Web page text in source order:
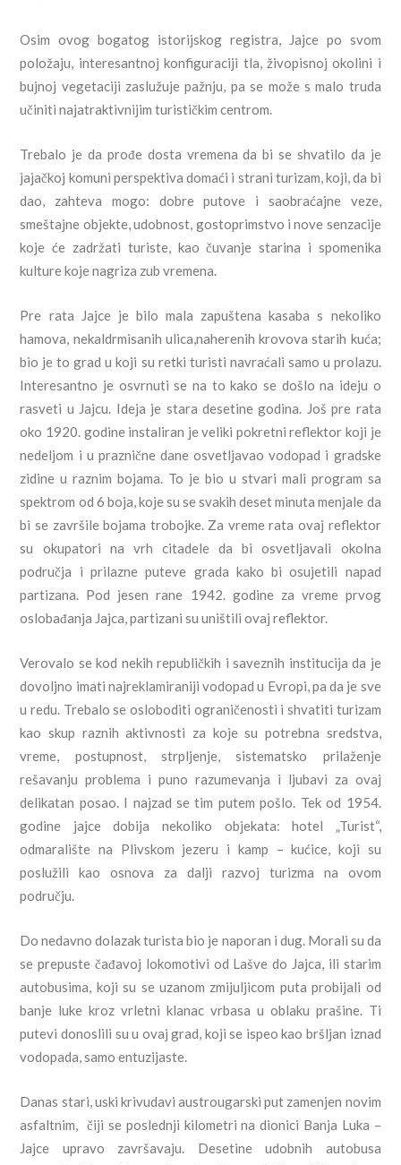
Osim ovog bogatog istorijskog registra, Jajce po svom
položaju, interesantnoj konfiguraciji tla, živopisnoj okolini i
bujnoj vegetaciji zaslužuje pažnju, pa se može s malo truda
učiniti najatraktivnijim turističkim centrom.
Trebalo je da prođe dosta vremena da bi se shvatilo da je
jajačkoj komuni perspektiva domaći i strani turizam, koji, da bi
dao, zahteva mogo: dobre putove i saobraćajne veze,
smeštajne objekte, udobnost, gostoprimstvo i nove senzacije
koje će zadržati turiste, kao čuvanje starina i spomenika
kulture koje nagriza zub vremena.
Pre rata Jajce je bilo mala zapuštena kasaba s nekoliko
hamova, nekaldrmisanih ulica,naherenih krovova starih kuća;
bio je to grad u koji su retki turisti navraćali samo u prolazu.
Interesantno je osvrnuti se na to kako se došlo na ideju o
rasveti u Jajcu. Ideja je stara desetine godina. Još pre rata
oko 1920. godine instaliran je veliki pokretni reflektor koji je
nedeljom i u praznične dane osvetljavao vodopad i gradske
zidine u raznim bojama. To je bio u stvari mali program sa
spektrom od 6 boja, koje su se svakih deset minuta menjale da
bi se završile bojama trobojke. Za vreme rata ovaj reflektor
su okupatori na vrh citadele da bi osvetljavali okolna
područja i prilazne puteve grada kako bi osujetili napad
partizana. Pod jesen rane 1942. godine za vreme prvog
oslobađanja Jajca, partizani su uništili ovaj reflektor.
Verovalo se kod nekih republičkih i saveznih institucija da je
dovoljno imati najreklamiraniji vodopad u Evropi, pa da je sve
u redu. Trebalo se osloboditi ograničenosti i shvatiti turizam
kao skup raznih aktivnosti za koje su potrebna sredstva,
vreme, postupnost, strpljenje, sistematsko prilaženje
rešavanju problema i puno razumevanja i ljubavi za ovaj
delikatan posao. I najzad se tim putem pošlo. Tek od 1954.
godine jajce dobija nekoliko objekata: hotel „Turist“,
odmaralište na Plivskom jezeru i kamp – kućice, koji su
poslužili kao osnova za dalji razvoj turizma na ovom
području.
Do nedavno dolazak turista bio je naporan i dug. Morali su da
se prepuste čađavoj lokomotivi od Lašve do Jajca, ili starim
autobusima, koji su se uzanom zmijuljicom puta probijali od
banje luke kroz vrletni klanac vrbasa u oblaku prašine. Ti
putevi donoslili su u ovaj grad, koji se ispeo kao bršljan iznad
vodopada, samo entuzijaste.
Danas stari, uski krivudavi austrougarski put zamenjen novim
asfaltnim, čiji se poslednji kilometri na dionici Banja Luka –
Jajce upravo završavaju. Desetine udobnih autobusa